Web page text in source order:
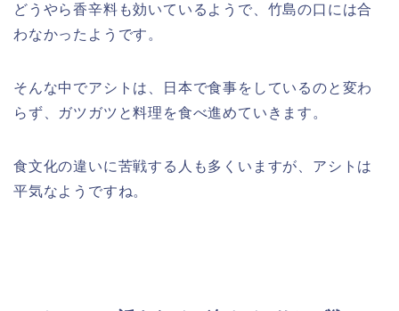
どうやら香辛料も効いているようで、竹島の口には合
わなかったようです。
そんな中でアシトは、日本で食事をしているのと変わ
らず、ガツガツと料理を食べ進めていきます。
食文化の違いに苦戦する人も多くいますが、アシトは
平気なようですね。